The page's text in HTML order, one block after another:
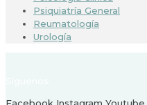
Psiquiatría General
Reumatología
Urología